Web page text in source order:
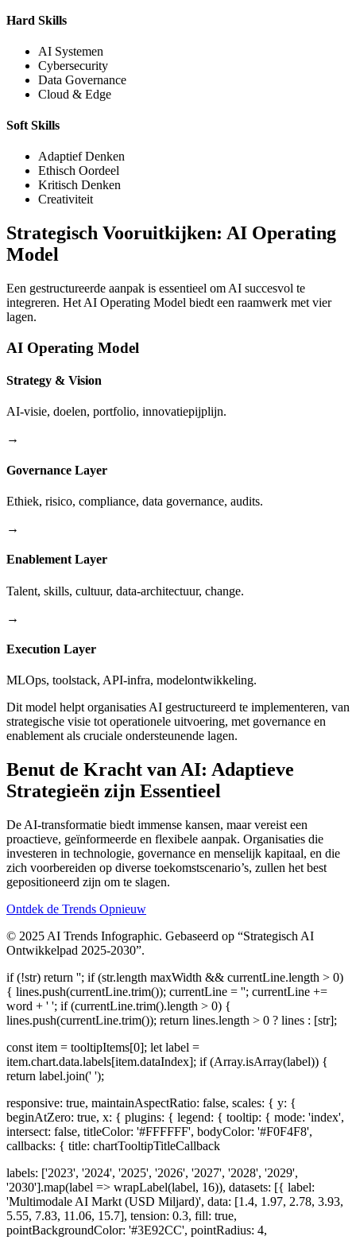
Hard Skills
AI Systemen
Cybersecurity
Data Governance
Cloud & Edge
Soft Skills
Adaptief Denken
Ethisch Oordeel
Kritisch Denken
Creativiteit
Strategisch Vooruitkijken: AI Operating
Model
Een gestructureerde aanpak is essentieel om AI succesvol te
integreren. Het AI Operating Model biedt een raamwerk met vier
lagen.
AI Operating Model
Strategy & Vision
AI-visie, doelen, portfolio, innovatiepijplijn.
→
Governance Layer
Ethiek, risico, compliance, data governance, audits.
→
Enablement Layer
Talent, skills, cultuur, data-architectuur, change.
→
Execution Layer
MLOps, toolstack, API-infra, modelontwikkeling.
Dit model helpt organisaties AI gestructureerd te implementeren, van
strategische visie tot operationele uitvoering, met governance en
enablement als cruciale ondersteunende lagen.
Benut de Kracht van AI: Adaptieve
Strategieën zijn Essentieel
De AI-transformatie biedt immense kansen, maar vereist een
proactieve, geïnformeerde en flexibele aanpak. Organisaties die
investeren in technologie, governance en menselijk kapitaal, en die
zich voorbereiden op diverse toekomstscenario’s, zullen het best
gepositioneerd zijn om te slagen.
Ontdek de Trends Opnieuw
© 2025 AI Trends Infographic. Gebaseerd op “Strategisch AI
Ontwikkelpad 2025-2030”.
if (!str) return ''; if (str.length maxWidth && currentLine.length > 0)
{ lines.push(currentLine.trim()); currentLine = ''; currentLine +=
word + ' '; if (currentLine.trim().length > 0) {
lines.push(currentLine.trim()); return lines.length > 0 ? lines : [str];
const item = tooltipItems[0]; let label =
item.chart.data.labels[item.dataIndex]; if (Array.isArray(label)) {
return label.join(' ');
responsive: true, maintainAspectRatio: false, scales: { y: {
beginAtZero: true, x: { plugins: { legend: { tooltip: { mode: 'index',
intersect: false, titleColor: '#FFFFFF', bodyColor: '#F0F4F8',
callbacks: { title: chartTooltipTitleCallback
labels: ['2023', '2024', '2025', '2026', '2027', '2028', '2029',
'2030'].map(label => wrapLabel(label, 16)), datasets: [{ label:
'Multimodale AI Markt (USD Miljard)', data: [1.4, 1.97, 2.78, 3.93,
5.55, 7.83, 11.06, 15.7], tension: 0.3, fill: true,
pointBackgroundColor: '#3E92CC', pointRadius: 4,